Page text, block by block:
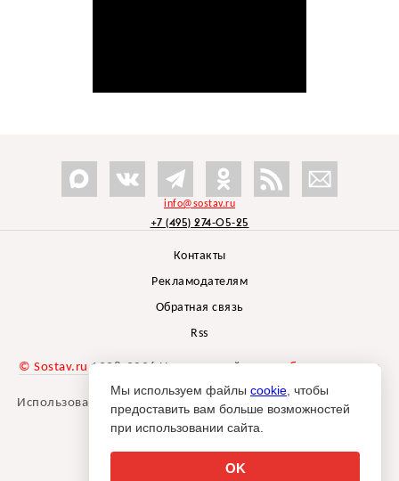
info@sostav.ru
+7 (495) 274-05-25
Контакты
Рекламодателям
Обратная связь
Rss
© Sostav.ru 1998-2026 Независимый проектбрендингового
агентства Depot
Использование материалов Sostav.ru допустимо только при
указании источника.
Мы используем файлы cookie , чтобы
предоставить вам больше возможностей
при использовании сайта.
OK